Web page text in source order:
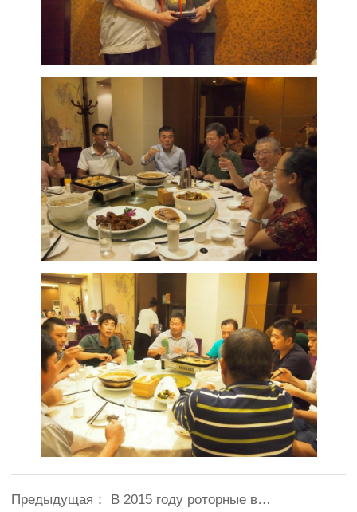
Предыдущая： В 2015 году роторные вилочные погрузчики выросли на 46% в годовом исчислении в 2014 году